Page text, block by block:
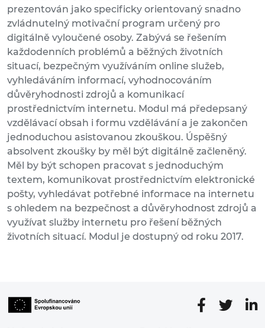
prezentován jako specificky orientovaný snadno
zvládnutelný motivační program určený pro
digitálně vyloučené osoby. Zabývá se řešením
každodenních problémů a běžných životních
situací, bezpečným využíváním online služeb,
vyhledáváním informací, vyhodnocováním
důvěryhodnosti zdrojů a komunikací
prostřednictvím internetu. Modul má předepsaný
vzdělávací obsah i formu vzdělávání a je zakončen
jednoduchou asistovanou zkouškou. Úspěšný
absolvent zkoušky by měl být digitálně začleněný.
Měl by být schopen pracovat s jednoduchým
textem, komunikovat prostřednictvím elektronické
pošty, vyhledávat potřebné informace na internetu
s ohledem na bezpečnost a důvěryhodnost zdrojů a
využívat služby internetu pro řešení běžných
životních situací. Modul je dostupný od roku 2017.